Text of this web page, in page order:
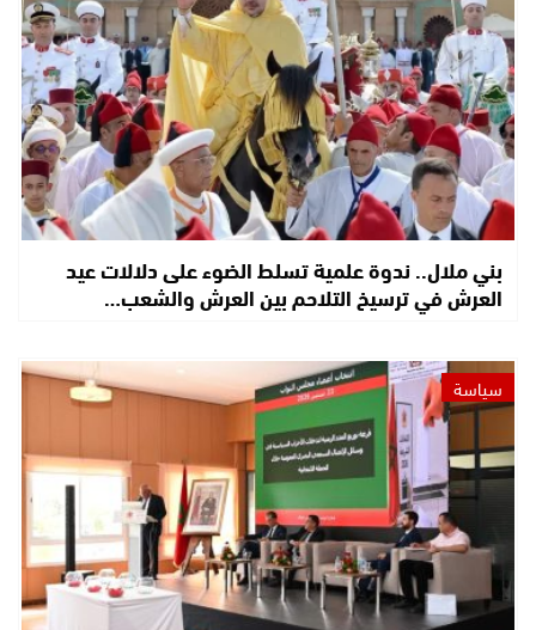
بني ملال.. ندوة علمية تسلط الضوء على دلالات عيد
العرش في ترسيخ التلاحم بين العرش والشعب…
سياسة